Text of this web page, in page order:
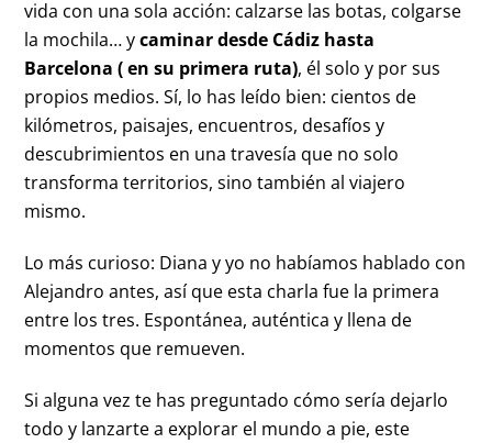
vida con una sola acción: calzarse las botas, colgarse
la mochila… ycaminar desde Cádiz hasta
Barcelona( en su primera ruta), él solo y por sus
propios medios. Sí, lo has leído bien: cientos de
kilómetros, paisajes, encuentros, desafíos y
descubrimientos en una travesía que no solo
transforma territorios, sino también al viajero
mismo.
Lo más curioso: Diana y yo no habíamos hablado con
Alejandro antes, así que esta charla fue la primera
entre los tres. Espontánea, auténtica y llena de
momentos que remueven.
Si alguna vez te has preguntado cómo sería dejarlo
todo y lanzarte a explorar el mundo a pie, este